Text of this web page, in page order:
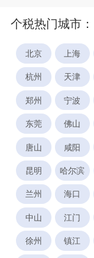
个税热门城市：
北京 上海
杭州 天津
郑州 宁波
东莞 佛山
唐山 咸阳
昆明 哈尔滨
兰州 海口
中山 江门
徐州 镇江